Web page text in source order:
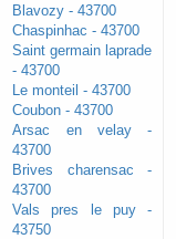
Blavozy - 43700
Chaspinhac - 43700
Saint germain laprade
- 43700
Le monteil - 43700
Coubon - 43700
Arsac en velay -
43700
Brives charensac -
43700
Vals pres le puy -
43750